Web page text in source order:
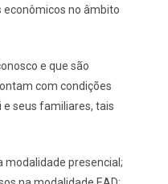
no âmbito
e que são
com condições
seus familiares, tais
modalidade presencial;